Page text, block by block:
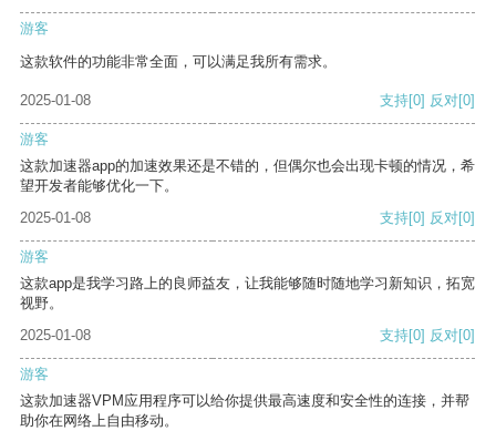
游客
这款软件的功能非常全面，可以满足我所有需求。
2025-01-08 支持[0] 反对[0]
游客
这款加速器app的加速效果还是不错的，但偶尔也会出现卡顿的情况，希
望开发者能够优化一下。
2025-01-08
支持[0] 反对[0]
游客
这款app是我学习路上的良师益友，让我能够随时随地学习新知识，拓宽
视野。
2025-01-08
支持[0] 反对[0]
游客
这款加速器VPM应用程序可以给你提供最高速度和安全性的连接，并帮
助你在网络上自由移动。